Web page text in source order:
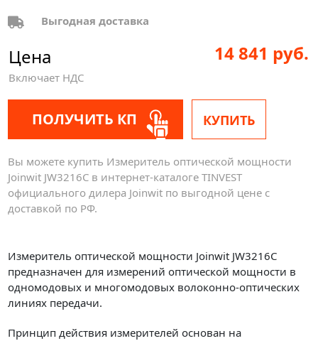
Выгодная доставка
Цена
Включает НДС
14 841 руб.
ПОЛУЧИТЬ КП КУПИТЬ
Вы можете купить Измеритель оптической мощности
Joinwit JW3216C в интернет-каталоге TINVEST
официального дилера Joinwit по выгодной цене с
доставкой по РФ.
Измеритель оптической мощности Joinwit JW3216C
предназначен для измерений оптической мощности в
одномодовых и многомодовых волоконно-оптических
линиях передачи.
Принцип действия измерителей основан на